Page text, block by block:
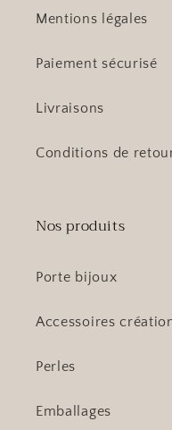
Mentions légales
Paiement sécurisé
Livraisons
Conditions de
Nos produits
Porte bijoux
Accessoires
Perles
Emballages